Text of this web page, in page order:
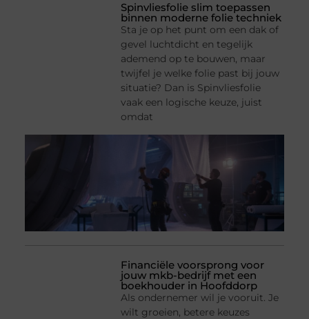
Spinvliesfolie slim toepassen
binnen moderne folie techniek
Sta je op het punt om een dak of
gevel luchtdicht en tegelijk
ademend op te bouwen, maar
twijfel je welke folie past bij jouw
situatie? Dan is Spinvliesfolie
vaak een logische keuze, juist
omdat
Financiële voorsprong voor
jouw mkb-bedrijf met een
boekhouder in Hoofddorp
Als ondernemer wil je vooruit. Je
wilt groeien, betere keuzes